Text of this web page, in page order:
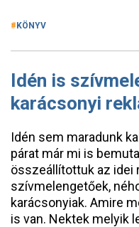
KÖNYV
Idén is
karácsonyi
Idén sem maradunk
párat már mi is
összeállítottuk az idei
szívmelengetőek,
karácsonyiak. Amire
is van. Nektek melyik